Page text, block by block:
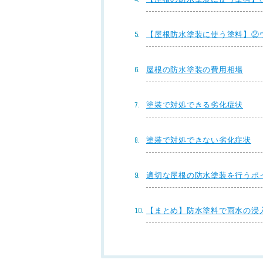
【屋根防水塗装に使う塗料】②
屋根の防水塗装の費用相場
塗装で対処できる劣化症状
塗装で対処できない劣化症状
適切な屋根の防水塗装を行うポ
【まとめ】防水塗料で雨水の浸